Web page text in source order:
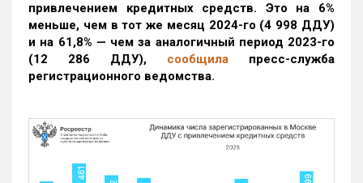
привлечением кредитных средств. Это на 6%
меньше, чем в тот же месяц 2024-го (4 998 ДДУ)
и на 61,8% — чем за аналогичный период 2023-го
(12 286 ДДУ), сообщила пресс-служба
регистрационного ведомства.